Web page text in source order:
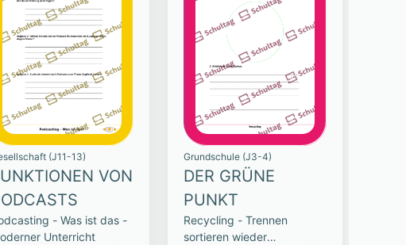
(J11-13)
VON
- Was ist das -
Unterricht
Grundschule (J3-4)
DER GRÜNE
PUNKT
Recycling - Trennen
sortieren wieder